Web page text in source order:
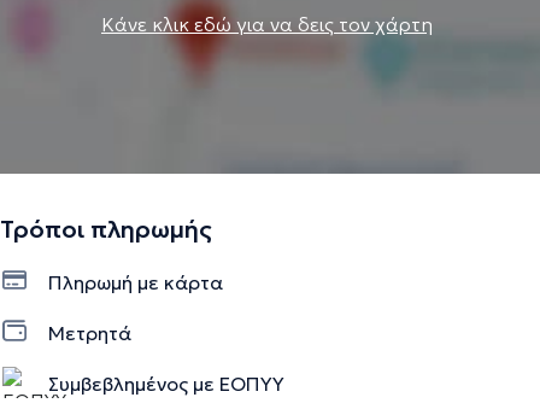
Κάνε κλικ εδώ για να δεις τον χάρτη
Τρόποι πληρωμής
Πληρωμή με κάρτα
Μετρητά
Συμβεβλημένος με ΕΟΠΥΥ